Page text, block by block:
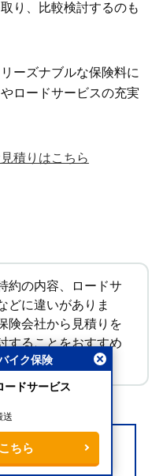
り、比較検討するのも
ーズナブルな保険料に
ロードサービスの充実
積りはこちら
約の内容、ロードサ
どに違いがありま
険会社から見積りを
することをおすすめ
イク保険
ードサービス
送
ちら
閉じる